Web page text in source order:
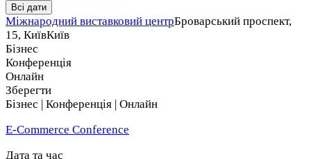
Всі дати
Міжнародний виставковий центрБроварський проспект,
15, КиївКиїв
Бізнес
Конференція
Онлайн
Зберегти
Бізнес | Конференція | Онлайн
E-Commerce Conference
Дата та час